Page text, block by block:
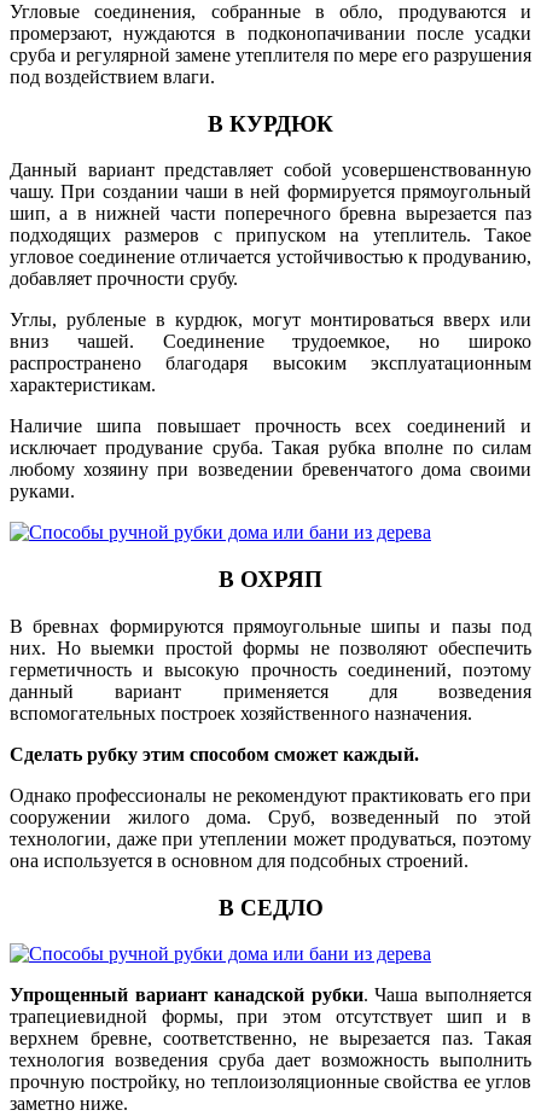
Угловые соединения, собранные в обло, продуваются и
промерзают, нуждаются в подконопачивании после усадки
сруба и регулярной замене утеплителя по мере его разрушения
под воздействием влаги.
В КУРДЮК
Данный вариант представляет собой усовершенствованную
чашу. При создании чаши в ней формируется прямоугольный
шип, а в нижней части поперечного бревна вырезается паз
подходящих размеров с припуском на утеплитель. Такое
угловое соединение отличается устойчивостью к продуванию,
добавляет прочности срубу.
Углы, рубленые в курдюк, могут монтироваться вверх или
вниз чашей. Соединение трудоемкое, но широко
распространено благодаря высоким эксплуатационным
характеристикам.
Наличие шипа повышает прочность всех соединений и
исключает продувание сруба. Такая рубка вполне по силам
любому хозяину при возведении бревенчатого дома своими
руками.
В ОХРЯП
В бревнах формируются прямоугольные шипы и пазы под
них. Но выемки простой формы не позволяют обеспечить
герметичность и высокую прочность соединений, поэтому
данный вариант применяется для возведения
вспомогательных построек хозяйственного назначения.
Сделать рубку этим способом сможет каждый.
Однако профессионалы не рекомендуют практиковать его при
сооружении жилого дома. Сруб, возведенный по этой
технологии, даже при утеплении может продуваться, поэтому
она используется в основном для подсобных строений.
В СЕДЛО
Упрощенный вариант канадской рубки. Чаша выполняется
трапециевидной формы, при этом отсутствует шип и в
верхнем бревне, соответственно, не вырезается паз. Такая
технология возведения сруба дает возможность выполнить
прочную постройку, но теплоизоляционные свойства ее углов
заметно ниже.